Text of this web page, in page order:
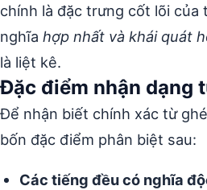
chính là đặc trưng cốt lõi của
nghĩa hợp nhất và khái quát
là liệt kê.
Đặc điểm nhận dạng
Để nhận biết chính xác từ
bốn đặc điểm phân biệt sau:
Các tiếng đều có nghĩa